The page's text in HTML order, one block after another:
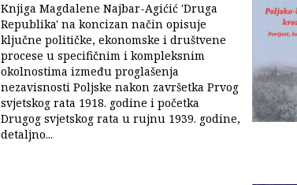
Knjiga Magdalene Najbar-Agićić 'Druga
Republika' na koncizan način opisuje
ključne političke, ekonomske i društvene
procese u specifičnim i kompleksnim
okolnostima između proglašenja
nezavisnosti Poljske nakon završetka Prvog
svjetskog rata 1918. godine i početka
Drugog svjetskog rata u rujnu 1939. godine,
detaljno...